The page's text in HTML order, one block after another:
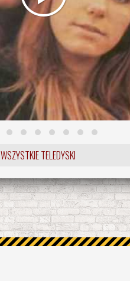
WSZYSTKIE TELEDYSKI